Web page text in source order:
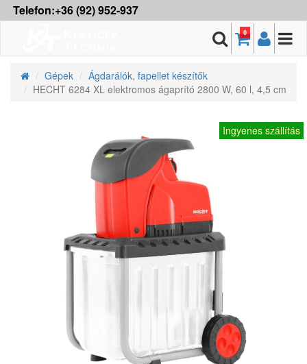
Telefon:+36 (92) 952-937
0
Gépek
Ágdarálók, fapellet készítők
HECHT 6284 XL elektromos ágaprító 2800 W, 60 l, 4,5 cm
Ingyenes szállítás